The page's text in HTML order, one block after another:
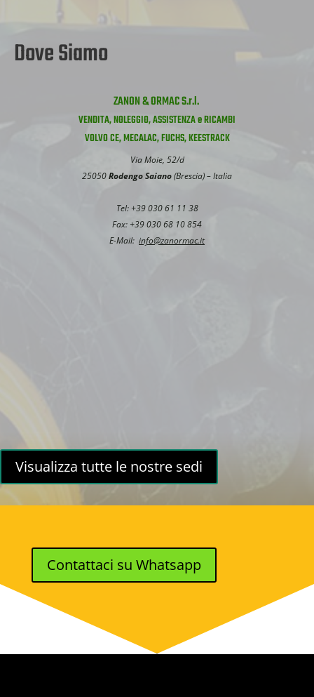
Dove Siamo
ZANON & ORMAC S.r.l.
VENDITA, NOLEGGIO, ASSISTENZA e RICAMBI
VOLVO CE, MECALAC, FUCHS, KEESTRACK
Via Moie, 52/d
25050Rodengo Saiano(Brescia) – Italia
Tel: +39 030 61 11 38
Fax: +39 030 68 10 854
E-Mail: info@zanormac.it
Visualizza tutte le nostre sedi
Contattaci su Whatsapp